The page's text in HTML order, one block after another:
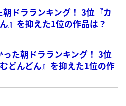
朝ドラランキング！ 3位『カ
』を抑えた1位の作品は？
った朝ドラランキング！ 3位
どんどん』を抑えた1位の作